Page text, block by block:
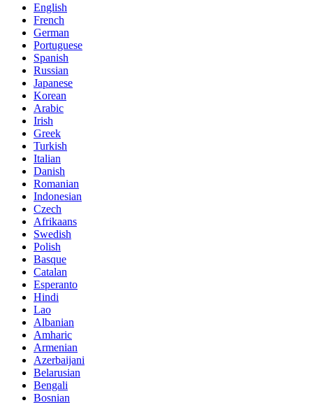
English
French
German
Portuguese
Spanish
Russian
Japanese
Korean
Arabic
Irish
Greek
Turkish
Italian
Danish
Romanian
Indonesian
Czech
Afrikaans
Swedish
Polish
Basque
Catalan
Esperanto
Hindi
Lao
Albanian
Amharic
Armenian
Azerbaijani
Belarusian
Bengali
Bosnian